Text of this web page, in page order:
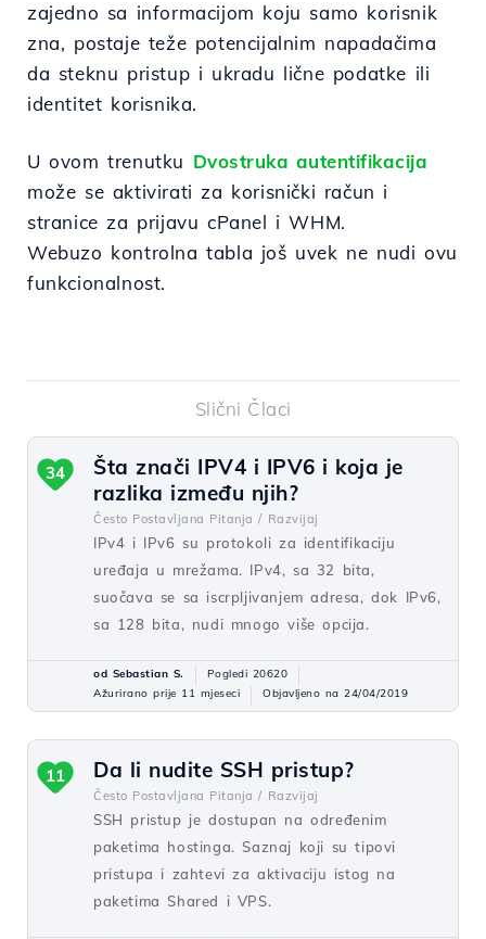
zajedno sa informacijom koju samo korisnik
zna, postaje teže potencijalnim napadačima
da steknu pristup i ukradu lične podatke ili
identitet korisnika.
U ovom trenutku Dvostruka autentifikacija
može se aktivirati za korisnički račun i
stranice za prijavu cPanel i WHM.
Webuzo kontrolna tabla još uvek ne nudi ovu
funkcionalnost.
Slični Člaci
Šta znači IPV4 i IPV6 i koja je
razlika između njih?
Često Postavljana Pitanja / Razvijaj
IPv4 i IPv6 su protokoli za identifikaciju
uređaja u mrežama. IPv4, sa 32 bita,
suočava se sa iscrpljivanjem adresa, dok IPv6,
sa 128 bita, nudi mnogo više opcija.
34
od Sebastian S.
Pogledi 20620
Ažurirano prije 11 mjeseci
Objavljeno na 24/04/2019
Da li nudite SSH pristup?
Često Postavljana Pitanja / Razvijaj
SSH pristup je dostupan na određenim
paketima hostinga. Saznaj koji su tipovi
pristupa i zahtevi za aktivaciju istog na
paketima Shared i VPS.
11